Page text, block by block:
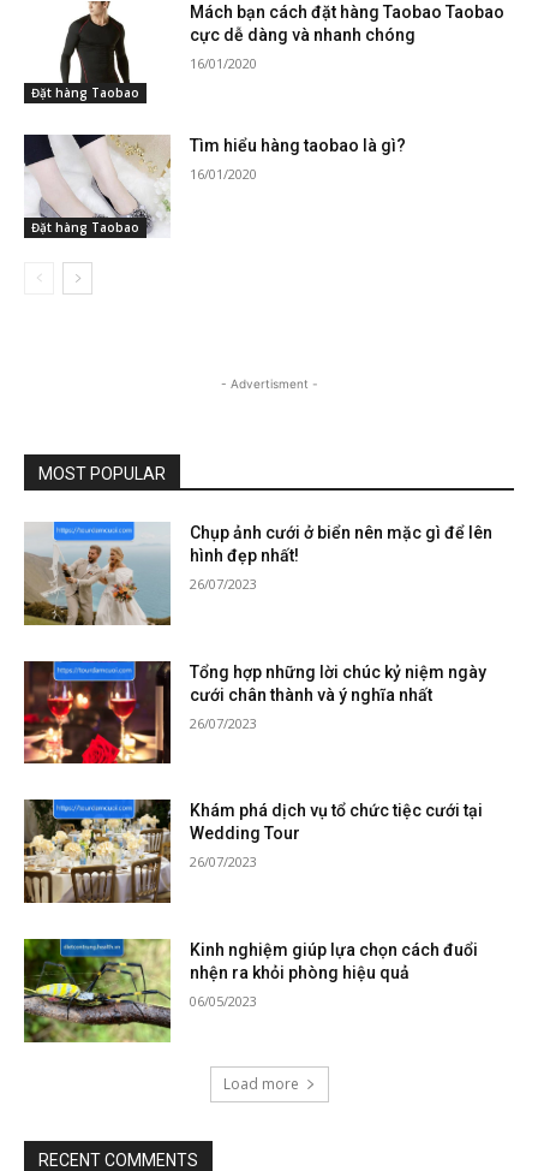
Đặt hàng Taobao
Mách bạn cách đặt hàng Taobao Taobao
cực dễ dàng và nhanh chóng
16/01/2020
Đặt hàng Taobao
Tìm hiểu hàng taobao là gì?
16/01/2020
- Advertisment -
MOST POPULAR
Chụp ảnh cưới ở biển nên mặc gì để lên
hình đẹp nhất!
26/07/2023
Tổng hợp những lời chúc kỷ niệm ngày
cưới chân thành và ý nghĩa nhất
26/07/2023
Khám phá dịch vụ tổ chức tiệc cưới tại
Wedding Tour
26/07/2023
Kinh nghiệm giúp lựa chọn cách đuổi
nhện ra khỏi phòng hiệu quả
06/05/2023
Load more
RECENT COMMENTS